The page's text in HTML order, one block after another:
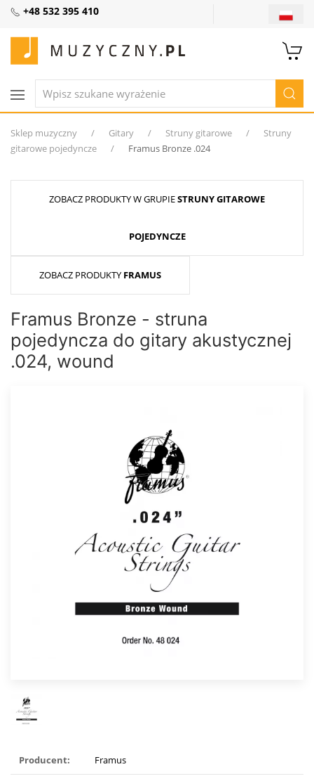
+48 532 395 410
Sklep muzyczny Gitary Struny gitarowe
Struny
gitarowe pojedyncze
Framus Bronze .024
ZOBACZ PRODUKTY W GRUPIESTRUNY GITAROWE
POJEDYNCZE
ZOBACZ PRODUKTY FRAMUS
Framus Bronze - struna
pojedyncza do gitary akustycznej
.024, wound
Producent: Framus